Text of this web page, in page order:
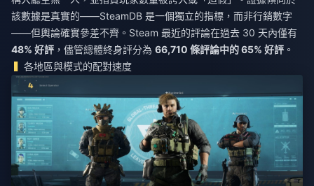
該數據是真實的——SteamDB 是一個獨立的指標，而非行銷數字
——但輿論確實參差不齊。Steam 最近的評論在過去 30 天內僅有
48% 好評 ，儘管總體終身評分為 66,710 條評論中的 65% 好評 。
各地區與模式的配對速度